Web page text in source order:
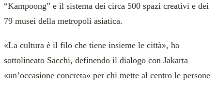
“Kampoong” e il sistema dei circa 500 spazi creativi e dei
79 musei della metropoli asiatica.
«La cultura è il filo che tiene insieme le città», ha
sottolineato Sacchi, definendo il dialogo con Jakarta
«un’occasione concreta» per chi mette al centro le persone